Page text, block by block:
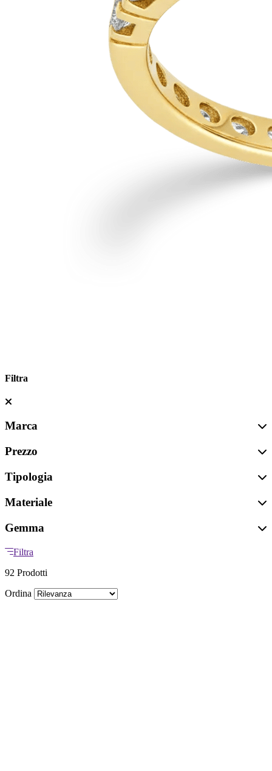
Filtra
Marca
Prezzo
Tipologia
Materiale
Gemma
Filtra
92 Prodotti
Ordina